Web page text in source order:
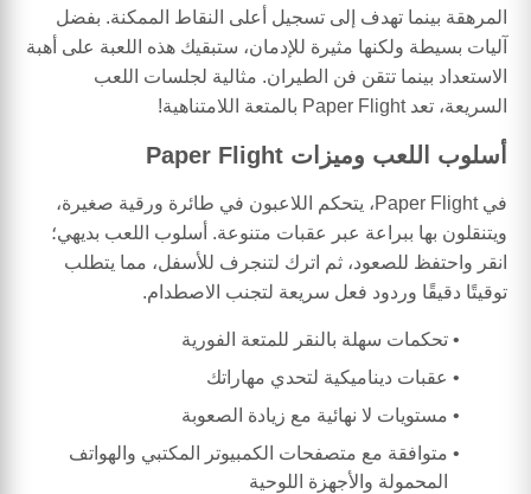
المرهقة بينما تهدف إلى تسجيل أعلى النقاط الممكنة. بفضل
آليات بسيطة ولكنها مثيرة للإدمان، ستبقيك هذه اللعبة على أهبة
الاستعداد بينما تتقن فن الطيران. مثالية لجلسات اللعب
السريعة، تعد Paper Flight بالمتعة اللامتناهية!
أسلوب اللعب وميزات Paper Flight
في Paper Flight، يتحكم اللاعبون في طائرة ورقية صغيرة،
ويتنقلون بها ببراعة عبر عقبات متنوعة. أسلوب اللعب بديهي؛
انقر واحتفظ للصعود، ثم اترك لتنجرف للأسفل، مما يتطلب
توقيتًا دقيقًا وردود فعل سريعة لتجنب الاصطدام.
تحكمات سهلة بالنقر للمتعة الفورية
عقبات ديناميكية لتحدي مهاراتك
مستويات لا نهائية مع زيادة الصعوبة
متوافقة مع متصفحات الكمبيوتر المكتبي والهواتف
المحمولة والأجهزة اللوحية